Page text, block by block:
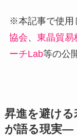
※本記事で使用
協会、 東晶貿易
ーチLab等の公
昇進を避け
が語る現実―